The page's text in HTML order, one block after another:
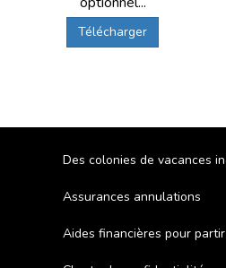
Télécharger
Des colonies de vacances
Assurances annulations
Aides financières pour